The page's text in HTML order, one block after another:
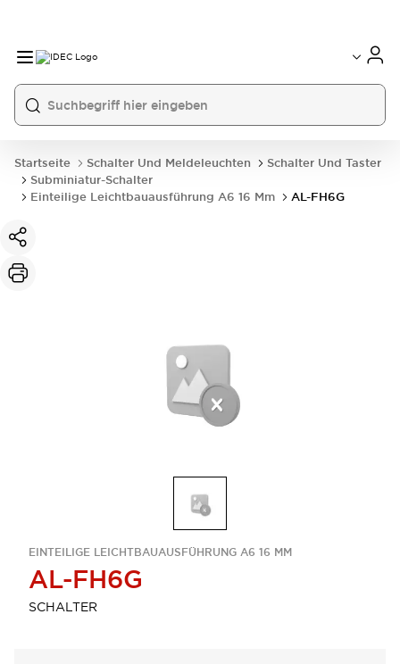
Startseite Schalter Und Meldeleuchten
Schalter Und Taster
Subminiatur-Schalter
Einteilige Leichtbauausführung A6 16 Mm
AL-FH6G
EINTEILIGE LEICHTBAUAUSFÜHRUNG A6 16 MM
AL-FH6G
SCHALTER